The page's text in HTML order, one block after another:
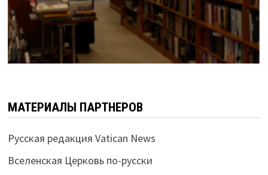
МАТЕРИАЛЫ ПАРТНЕРОВ
Русская редакция Vatican News
Вселенская Церковь по-русски